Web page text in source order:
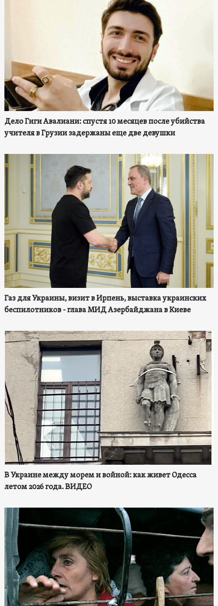
Дело Гиги Авалиани: спустя 10 месяцев после убийства
учителя в Грузии задержаны еще две девушки
Газ для Украины, визит в Ирпень, выставка украинских
беспилотников - глава МИД Азербайджана в Киеве
В Украине между морем и войной: как живет Одесса
летом 2026 года. ВИДЕО